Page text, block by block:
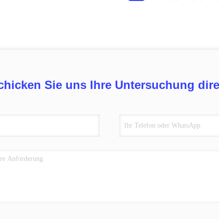
Sie uns Ihre Untersuchung